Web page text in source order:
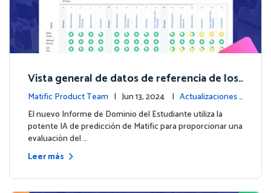
Vista general de datos de referencia de los
estudiantes con el nuevo Informe de Domi
nio del Estudiante
Matific Product Team | Jun 13, 2024 | Actualizaciones
de la plataforma
El nuevo Informe de Dominio del Estudiante utiliza la
potente IA de predicción de Matific para proporcionar una
evaluación del …
Leer más